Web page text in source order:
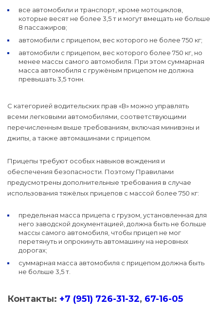
все автомобили и транспорт, кроме мотоциклов,
которые весят не более 3,5 т и могут вмещать не больше
8 пассажиров;
автомобили с прицепом, вес которого не более 750 кг;
автомобили с прицепом, вес которого более 750 кг, но
менее массы самого автомобиля. При этом суммарная
масса автомобиля с гружёным прицепом не должна
превышать 3,5 тонн.
С категорией водительских прав «В» можно управлять
всеми легковыми автомобилями, соответствующими
перечисленным выше требованиям, включая минивэны и
джипы, а также автомашинами с прицепом.
Прицепы требуют особых навыков вождения и
обеспечения безопасности. Поэтому Правилами
предусмотрены дополнительные требования в случае
использования тяжёлых прицепов с массой более 750 кг:
предельная масса прицепа с грузом, установленная для
него заводской документацией, должна быть не больше
массы самого автомобиля, чтобы прицеп не мог
перетянуть и опрокинуть автомашину на неровных
дорогах;
суммарная масса автомобиля с прицепом должна быть
не больше 3,5 т.
Контакты: +7 (951) 726-31-32, 67-16-05